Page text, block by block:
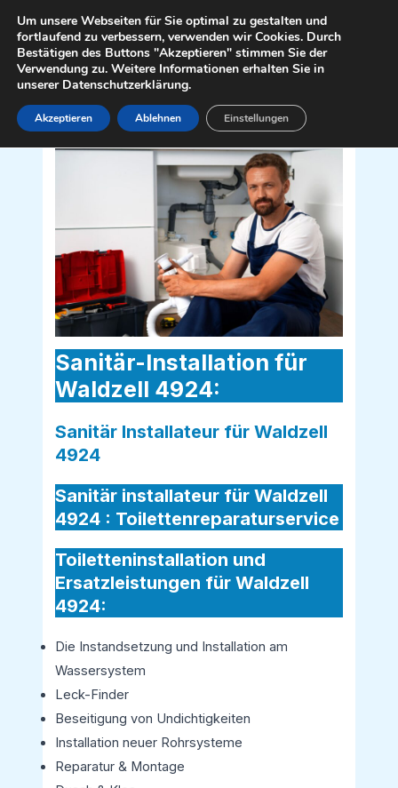
Inhalt
springen
Sanitär Installateur für Waldzell 4924
Sanitär-Installation für
Waldzell 4924:
Sanitär Installateur für Waldzell
4924
Sanitär installateur für Waldzell
4924 : Toilettenreparaturservice
Toiletteninstallation und
Ersatzleistungen für Waldzell
4924:
Die Instandsetzung und Installation am
Wassersystem
Leck-Finder
Beseitigung von Undichtigkeiten
Installation neuer Rohrsysteme
Reparatur & Montage
Um unsere Webseiten für Sie optimal zu gestalten und
fortlaufend zu verbessern, verwenden wir Cookies. Durch
Bestätigen des Buttons "Akzeptieren" stimmen Sie der
Verwendung zu. Weitere Informationen erhalten Sie in
unserer Datenschutzerklärung.
Akzeptieren Ablehnen Einstellungen